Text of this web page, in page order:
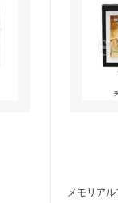
メモリア